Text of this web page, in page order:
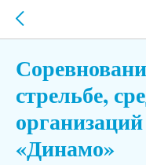
стрельбе,
«Динамо»